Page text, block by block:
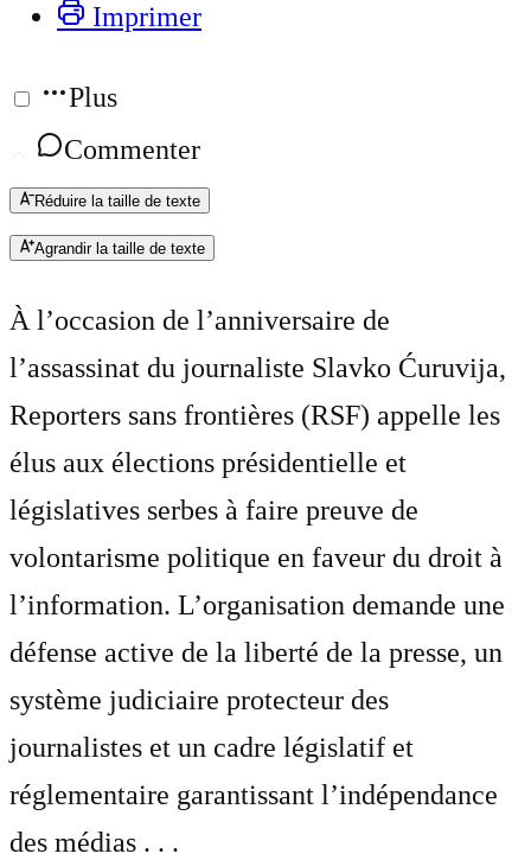
Imprimer
Plus
Commenter
Réduire la taille de texte
Agrandir la taille de texte
À l’occasion de l’anniversaire de
l’assassinat du journaliste Slavko Ćuruvija,
Reporters sans frontières (RSF) appelle les
élus aux élections présidentielle et
législatives serbes à faire preuve de
volontarisme politique en faveur du droit à
l’information. L’organisation demande une
défense active de la liberté de la presse, un
système judiciaire protecteur des
journalistes et un cadre législatif et
réglementaire garantissant l’indépendance
des médias . . .